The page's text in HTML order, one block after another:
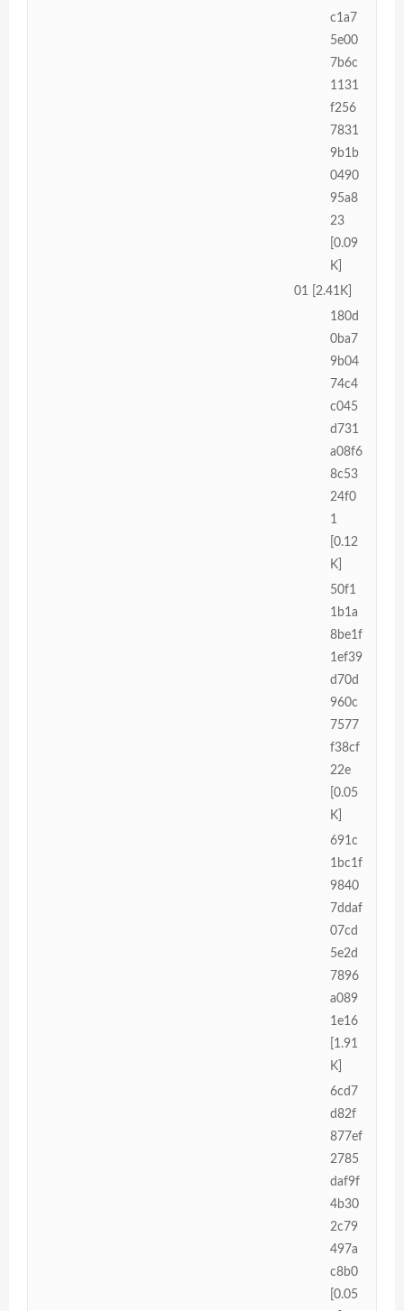
c1a7
5e00
7b6c
1131
f256
7831
9b1b
0490
95a8
23
[0.09
K]
01 [2.41K]
180d
0ba7
9b04
74c4
c045
d731
a08f6
8c53
24f0
1
[0.12
K]
50f1
1b1a
8be1f
1ef39
d70d
960c
7577
f38cf
22e
[0.05
K]
691c
1bc1f
9840
7ddaf
07cd
5e2d
7896
a089
1e16
[1.91
K]
6cd7
d82f
877ef
2785
daf9f
4b30
2c79
497a
c8b0
[0.05